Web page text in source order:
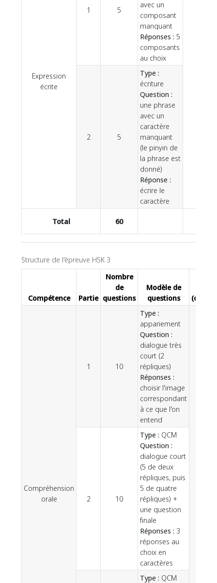
Expression
écrite
1 5
avec un
composant
manquant
Réponses : 5
composants
au choix
2 5
Type :
écriture
Question :
une phrase
avec un
caractère
manquant
(le pinyin de
la phrase est
donné)
Réponse :
écrire le
caractère
Total 60
Structure de l'épreuve HSK 3
Compétence Partie
Nombre
de
questions
Modèle de
questions
Compréhension
orale
1 10
Type :
appariement
Question :
dialogue très
court (2
répliques)
Réponses :
choisir l'image
correspondant
à ce que l'on
entend
2 10
Type : QCM
Question :
dialogue court
(5 de deux
répliques, puis
5 de quatre
répliques) +
une question
finale
Réponses : 3
réponses au
choix en
caractères
Type : QCM